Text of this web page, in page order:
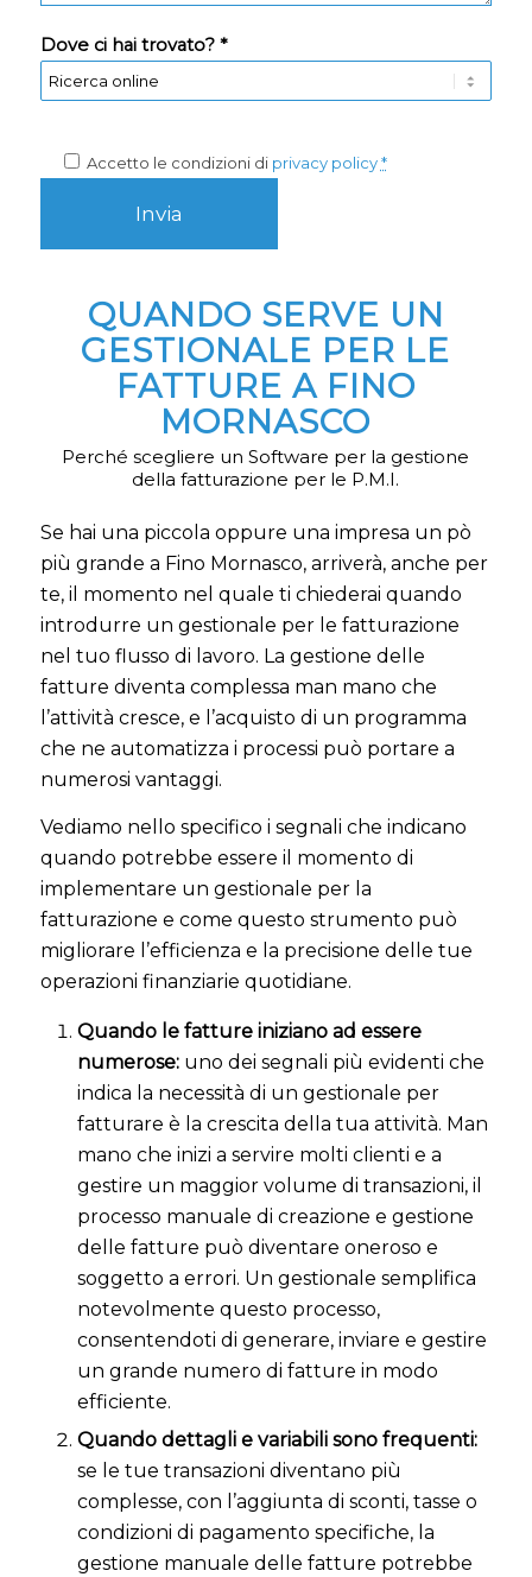
Dove ci hai trovato? *
Accetto le condizioni di privacy policy *
QUANDO SERVE UN
GESTIONALE PER LE
FATTURE A FINO
MORNASCO
Perché scegliere un Software per la gestione
della fatturazione per le P.M.I.
Se hai una piccola oppure una impresa un pò
più grande a Fino Mornasco, arriverà, anche per
te, il momento nel quale ti chiederai quando
introdurre un gestionale per le fatturazione
nel tuo flusso di lavoro. La gestione delle
fatture diventa complessa man mano che
l’attività cresce, e l’acquisto di un programma
che ne automatizza i processi può portare a
numerosi vantaggi.
Vediamo nello specifico i segnali che indicano
quando potrebbe essere il momento di
implementare un gestionale per la
fatturazione e come questo strumento può
migliorare l’efficienza e la precisione delle tue
operazioni finanziarie quotidiane.
Quando le fatture iniziano ad essere
numerose: uno dei segnali più evidenti che
indica la necessità di un gestionale per
fatturare è la crescita della tua attività. Man
mano che inizi a servire molti clienti e a
gestire un maggior volume di transazioni, il
processo manuale di creazione e gestione
delle fatture può diventare oneroso e
soggetto a errori. Un gestionale semplifica
notevolmente questo processo,
consentendoti di generare, inviare e gestire
un grande numero di fatture in modo
efficiente.
Quando dettagli e variabili sono frequenti:
se le tue transazioni diventano più
complesse, con l’aggiunta di sconti, tasse o
condizioni di pagamento specifiche, la
gestione manuale delle fatture potrebbe